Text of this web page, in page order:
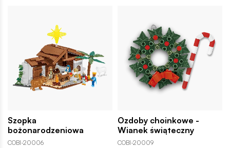
Szopka
bożonarodzeniowa
COBI-20006
Ozdoby choinkowe -
Wianek świąteczny
COBI-20009